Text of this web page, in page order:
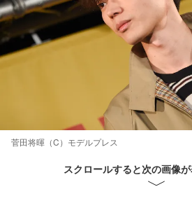
菅田将暉（C）モデルプレス
スクロールすると次の画像